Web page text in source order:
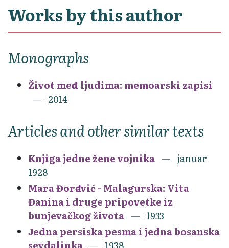
Works by this author
Monographs
Život među ljudima: memoarski zapisi
2014
Articles and other similar texts
Knjiga jedne žene vojnika
januar
1928
Mara Đorđević - Malagurska: Vita
Đanina i druge pripovetke iz
bunjevačkog života
1933
Jedna persiska pesma i jedna bosanska
sevdalinka
1938